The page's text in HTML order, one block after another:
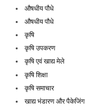
औषधीय पौधे
औषधीय पौधे
कृषि
कृषि उपकरण
कृषि एवं खाद्य मेले
कृषि शिक्षा
कृषि समाचार
खाद्य भंडारण और पैकेजिंग